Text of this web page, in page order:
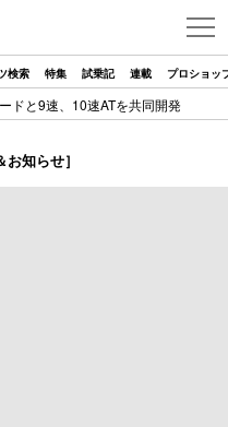
検索 特集 試乗記 連載 プロショッ
ドと9速、10速ATを共同開発
お知らせ］